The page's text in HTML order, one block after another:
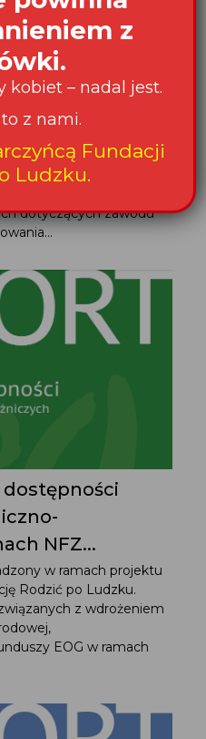
nad kobietą
Standardów Opieki
„Sprawowanie
dotyczących zawodu
NFZ...
w ramach projektu
Rodzić po Ludzku.
z wdrożeniem
EOG w ramach
z
kobiet – nadal jest.
z nami.
Fundacji
Ludzku.